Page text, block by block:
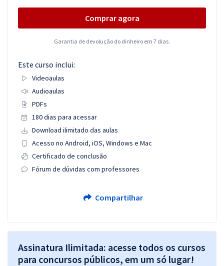
Comprar agora
Garantia de devolução do dinheiro em 7 dias.
Este curso inclui:
Videoaulas
Audioaulas
PDFs
180 dias para acessar
Download ilimitado das aulas
Acesso no Android, iOS, Windows e Mac
Certificado de conclusão
Fórum de dúvidas com professores
Compartilhar
Assinatura Ilimitada: acesse todos os cursos
para concursos públicos, em um só lugar!